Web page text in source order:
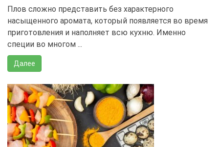
Плов сложно представить без характерного
насыщенного аромата, который появляется во время
приготовления и наполняет всю кухню. Именно
специи во многом ...
Далее